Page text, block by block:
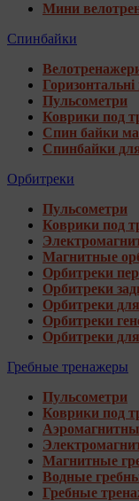
Мини
Спинбайки
Пульсометри
Коврики под
Спин байки
Спинбайки
Орбитреки
Пульсометри
Коврики под
Магнитные
Орбитреки
Орбитреки
Орбитреки
Орбитреки
Орбитреки
Гребные тренажеры
Пульсометри
Коврики под
Магнитные
Водные
Гребные